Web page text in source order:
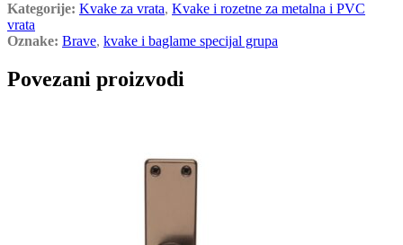
Kategorije: Kvake za vrata, Kvake i rozetne za metalna i PVC
vrata
Oznake: Brave, kvake i baglame specijal grupa
Povezani proizvodi